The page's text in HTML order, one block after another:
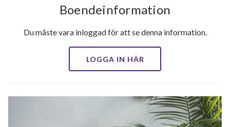
Boendeinformation
Du måste vara inloggad för att se denna information.
LOGGA IN HÄR